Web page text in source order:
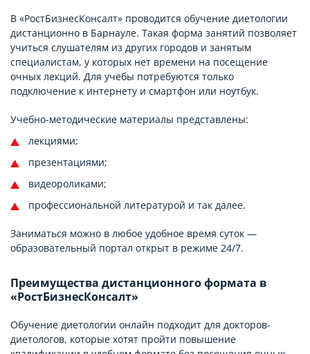
В «РостБизнесКонсалт» проводится обучение диетологии
дистанционно в Барнауле. Такая форма занятий позволяет
учиться слушателям из других городов и занятым
специалистам, у которых нет времени на посещение
очных лекций. Для учебы потребуются только
подключение к интернету и смартфон или ноутбук.
Учебно-методические материалы представлены:
лекциями;
презентациями;
видеороликами;
профессиональной литературой и так далее.
Заниматься можно в любое удобное время суток —
образовательный портал открыт в режиме 24/7.
Преимущества дистанционного формата в
«РостБизнесКонсалт»
Обучение диетологии онлайн подходит для докторов-
диетологов, которые хотят пройти повышение